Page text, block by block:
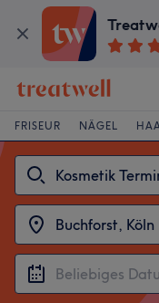
FRISEUR NÄGEL